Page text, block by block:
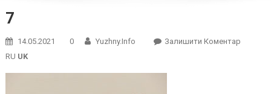
7
14.05.2021 0 Yuzhny.info Залишити КоментарOn
RU UK